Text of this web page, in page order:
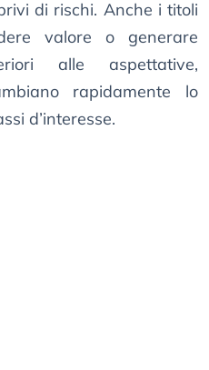
di rischi. Anche i titoli
valore o generare
alle aspettative,
rapidamente lo
d’interesse.